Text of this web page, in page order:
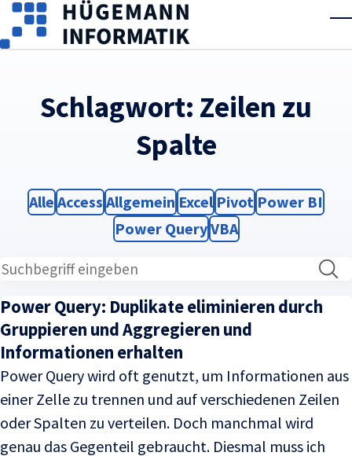
Skip to main content
Schlagwort: Zeilen zu
Spalte
Filter
Alle Filter
Access Filter
Allgemein Filter
Excel Filter
Pivot Filter
Power BI
Filter
Power QueryFilter
VBA
Power Query: Duplikate eliminieren durch
Gruppieren und Aggregieren und
Informationen erhalten
Power Query wird oft genutzt, um Informationen aus
einer Zelle zu trennen und auf verschiedenen Zeilen
oder Spalten zu verteilen. Doch manchmal wird
genau das Gegenteil gebraucht. Diesmal muss ich